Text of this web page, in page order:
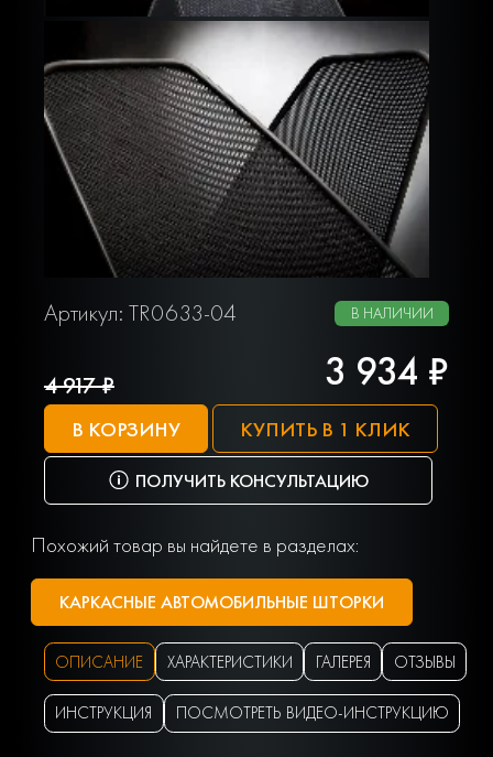
Артикул: TR0633-04 В НАЛИЧИИ
4 917 ₽ 3 934 ₽
В КОРЗИНУ КУПИТЬ В 1 КЛИК
ПОЛУЧИТЬ КОНСУЛЬТАЦИЮ
Похожий товар вы найдете в разделах:
КАРКАСНЫЕ АВТОМОБИЛЬНЫЕ ШТОРКИ
ОПИСАНИЕ ХАРАКТЕРИСТИКИ ГАЛЕРЕЯ ОТЗЫВЫ
ИНСТРУКЦИЯ ПОСМОТРЕТЬ ВИДЕО-ИНСТРУКЦИЮ